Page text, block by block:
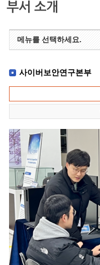
부서 소개
메뉴를 선택하세요.
사이버보안연구본부